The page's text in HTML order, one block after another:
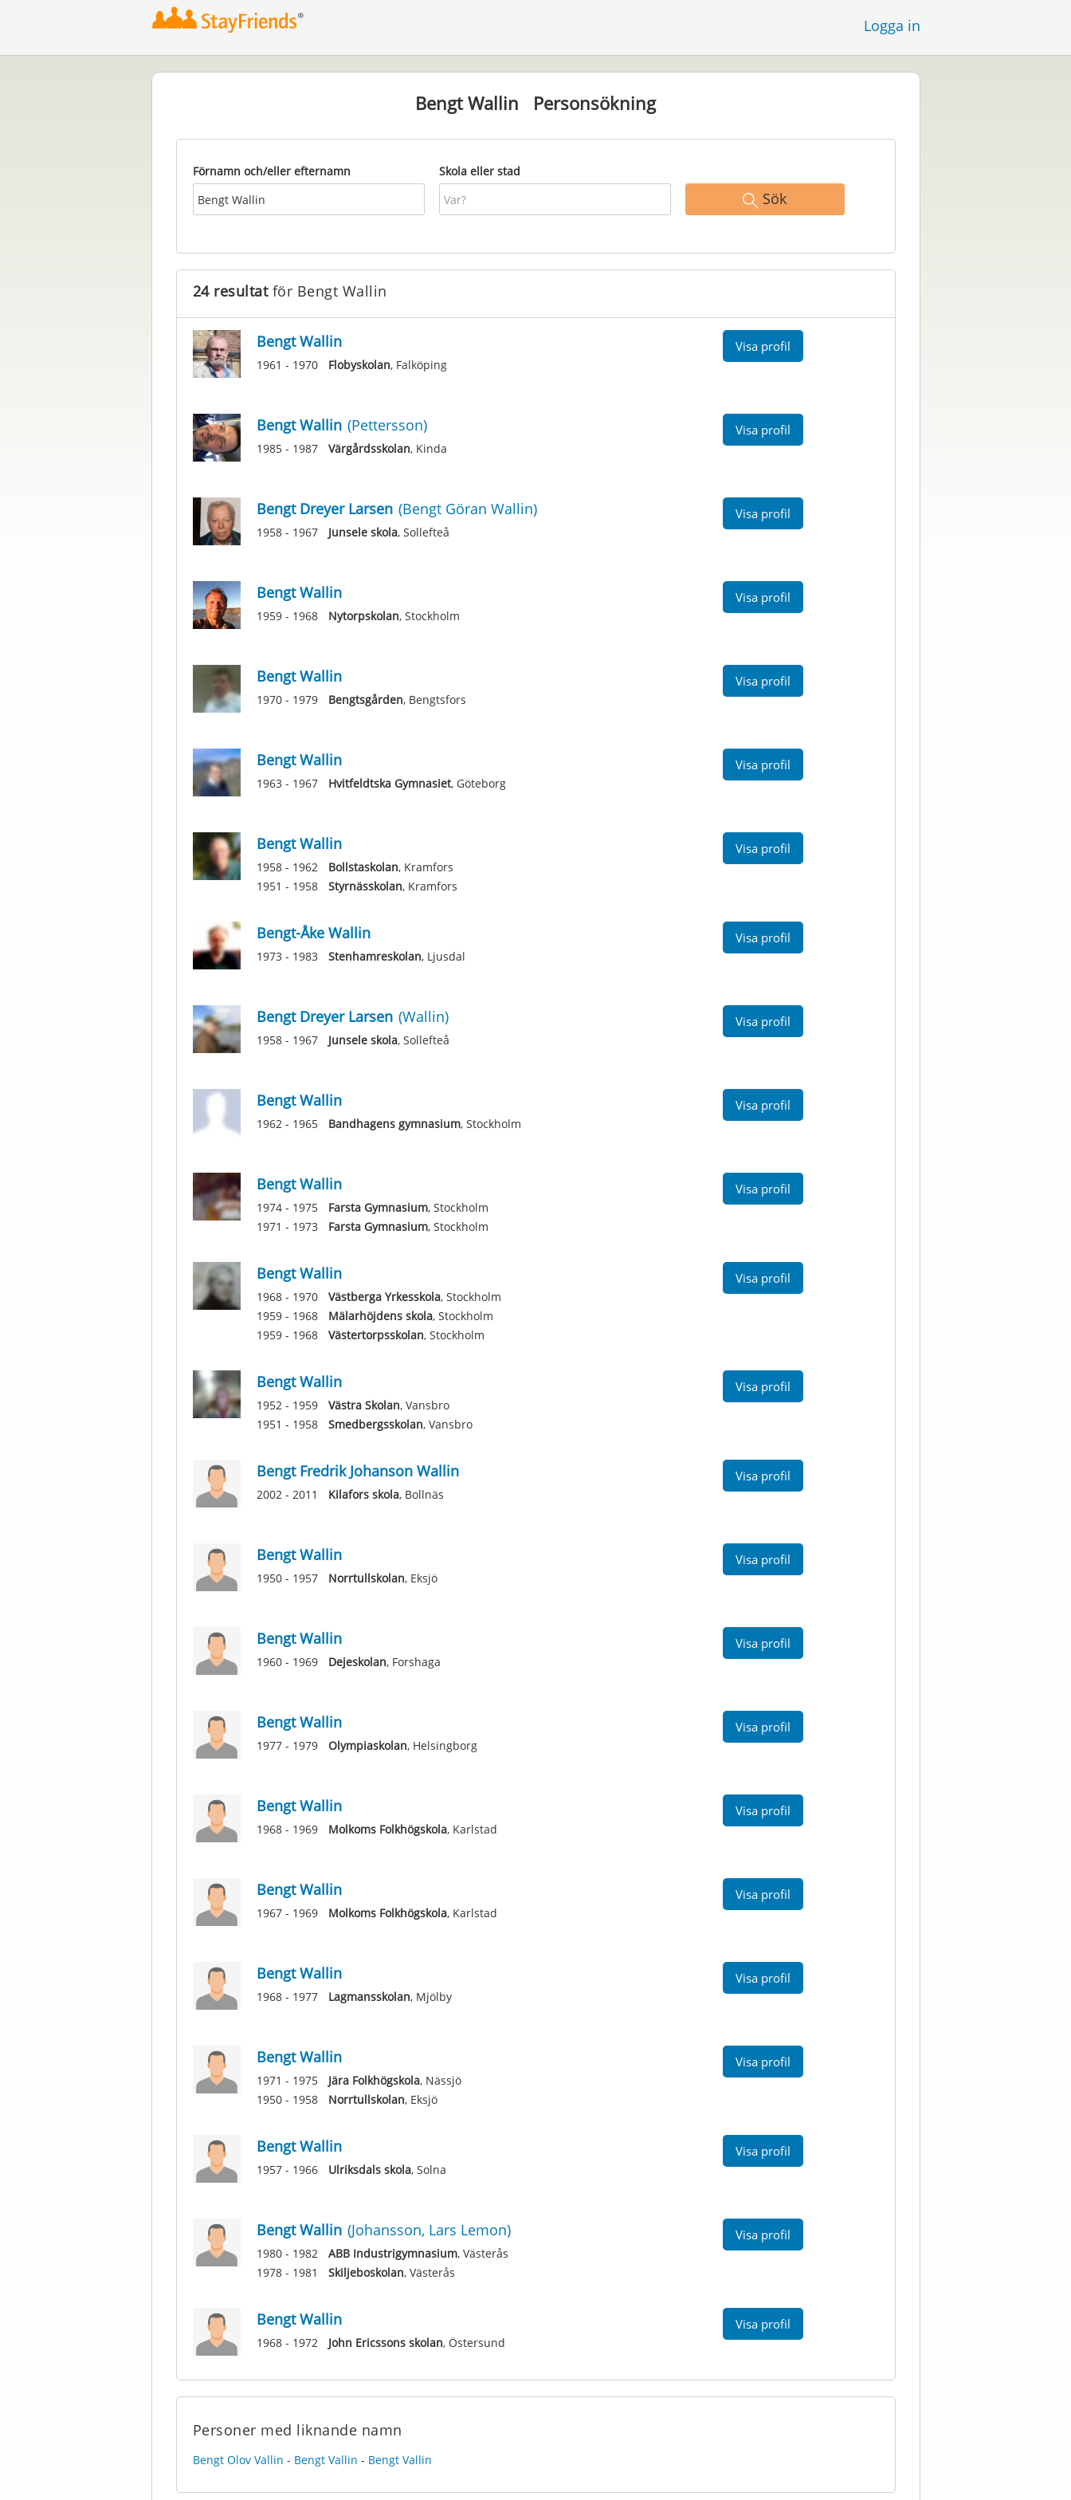
Logga in
Bengt Wallin Personsökning
Förnamn och/eller efternamn Skola eller stad
Sök
24 resultatför Bengt Wallin
Bengt Wallin
1961 - 1970 Flobyskolan, Falköping
Visa profil
Bengt Wallin (Pettersson)
1985 - 1987 Värgårdsskolan, Kinda
Visa profil
Bengt Dreyer Larsen (Bengt Göran Wallin)
1958 - 1967 Junsele skola, Sollefteå
Visa profil
Bengt Wallin
1959 - 1968 Nytorpskolan, Stockholm
Visa profil
Bengt Wallin
1970 - 1979 Bengtsgården, Bengtsfors
Visa profil
Bengt Wallin
1963 - 1967 Hvitfeldtska Gymnasiet, Göteborg
Visa profil
Bengt Wallin
1958 - 1962 Bollstaskolan, Kramfors
1951 - 1958
Styrnässkolan, Kramfors
Visa profil
Bengt-Åke Wallin
1973 - 1983 Stenhamreskolan, Ljusdal
Visa profil
Bengt Dreyer Larsen (Wallin)
1958 - 1967 Junsele skola, Sollefteå
Visa profil
Bengt Wallin
1962 - 1965 Bandhagens gymnasium, Stockholm
Visa profil
Bengt Wallin
1974 - 1975 Farsta Gymnasium, Stockholm
1971 - 1973
Farsta Gymnasium, Stockholm
Visa profil
Bengt Wallin
1968 - 1970 Västberga Yrkesskola, Stockholm
1959 - 1968
Mälarhöjdens skola, Stockholm
1959 - 1968
Västertorpsskolan, Stockholm
Visa profil
Bengt Wallin
1952 - 1959 Västra Skolan, Vansbro
1951 - 1958
Smedbergsskolan, Vansbro
Visa profil
Bengt Fredrik Johanson Wallin
2002 - 2011 Kilafors skola, Bollnäs
Visa profil
Bengt Wallin
1950 - 1957 Norrtullskolan, Eksjö
Visa profil
Bengt Wallin
1960 - 1969 Dejeskolan, Forshaga
Visa profil
Bengt Wallin
1977 - 1979 Olympiaskolan, Helsingborg
Visa profil
Bengt Wallin
1968 - 1969 Molkoms Folkhögskola, Karlstad
Visa profil
Bengt Wallin
1967 - 1969 Molkoms Folkhögskola, Karlstad
Visa profil
Bengt Wallin
1968 - 1977 Lagmansskolan, Mjölby
Visa profil
Bengt Wallin
1971 - 1975 Jära Folkhögskola, Nässjö
1950 - 1958
Norrtullskolan, Eksjö
Visa profil
Bengt Wallin
1957 - 1966 Ulriksdals skola, Solna
Visa profil
Bengt Wallin (Johansson, Lars Lemon)
1980 - 1982 ABB Industrigymnasium, Västerås
1978 - 1981
Skiljeboskolan, Västerås
Visa profil
Bengt Wallin
1968 - 1972 John Ericssons skolan, Östersund
Visa profil
Personer med liknande namn
Bengt Olov Vallin - Bengt Vallin - Bengt Vallin